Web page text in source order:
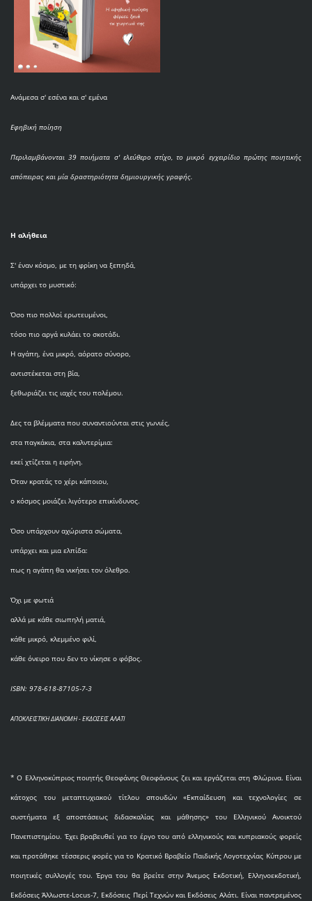
Ανάμεσα σ' εσένα και σ' εμένα
Εφηβική ποίηση
Περιλαμβάνονται 39 ποιήματα σ' ελεύθερο στίχο, το μικρό εγχειρίδιο πρώτης ποιητικής
απόπειρας και μία δραστηριότητα δημιουργικής γραφής.
Η αλήθεια
Σ' έναν κόσμο, με τη φρίκη να ξεπηδά,
υπάρχει το μυστικό:
Όσο πιο πολλοί ερωτευμένοι,
τόσο πιο αργά κυλάει το σκοτάδι.
Η αγάπη, ένα μικρό, αόρατο σύνορο,
αντιστέκεται στη βία,
ξεθωριάζει τις ιαχές του πολέμου.
Δες τα βλέμματα που συναντιούνται στις γωνιές,
στα παγκάκια, στα καλντερίμια:
εκεί χτίζεται η ειρήνη.
Όταν κρατάς το χέρι κάποιου,
ο κόσμος μοιάζει λιγότερο επικίνδυνος.
Όσο υπάρχουν αχώριστα σώματα,
υπάρχει και μια ελπίδα:
πως η αγάπη θα νικήσει τον όλεθρο.
Όχι με φωτιά
αλλά με κάθε σιωπηλή ματιά,
κάθε μικρό, κλεμμένο φιλί,
κάθε όνειρο που δεν το νίκησε ο φόβος.
ISBN: 978-618-87105-7-3
ΑΠΟΚΛΕΙΣΤΙΚΗ ΔΙΑΝΟΜΗ - ΕΚΔΟΣΕΙΣ ΑΛΑΤΙ
* O Eλληνοκύπριος ποιητής Θεοφάνης Θεοφάνους ζει και εργάζεται στη Φλώρινα. Είναι
κάτοχος του μεταπτυχιακού τίτλου σπουδών «Εκπαίδευση και τεχνολογίες σε
συστήματα εξ αποστάσεως διδασκαλίας και μάθησης» του Ελληνικού Ανοικτού
Πανεπιστημίου. Έχει βραβευθεί για το έργο του από ελληνικούς και κυπριακούς φορείς
και προτάθηκε τέσσερις φορές για το Κρατικό Βραβείο Παιδικής Λογοτεχνίας Κύπρου με
ποιητικές συλλογές του. Έργα του θα βρείτε στην Άνεμος Εκδοτική, Ελληνοεκδοτική,
Εκδόσεις Άλλωστε-Locus-7, Εκδόσεις Περί Τεχνών και Εκδόσεις Αλάτι. Είναι παντρεμένος